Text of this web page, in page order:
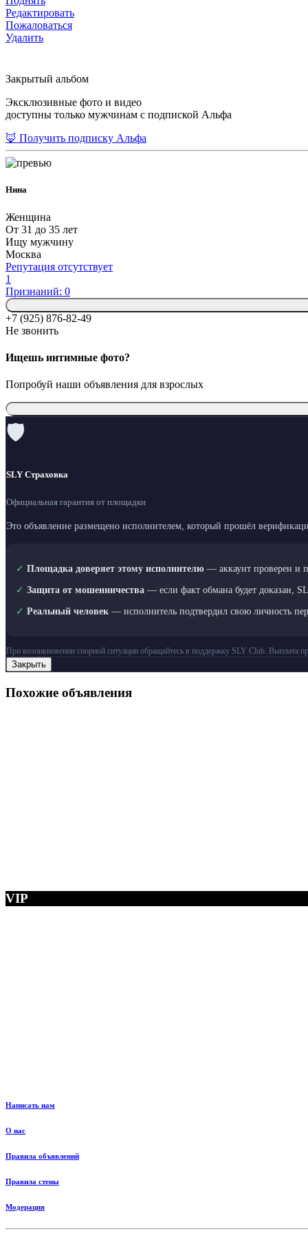
Редактировать
Пожаловаться
Удалить
Закрытый альбом
Эксклюзивные фото и видео
доступны только мужчинам с подпиской Альфа
🦊 Получить подписку Альфа
Нина
Женщина
От 31 до 35 лет
Ищу мужчину
Москва
Репутация отсутствует
1
Признаний: 0
+7 (925) 876-82-49
Не звонить
Ищешь интимные фото?
Попробуй наши объявления для взрослых
🛡
SLY Страховка
Официальная гарантия от площадки
Это объявление размещено исполнителем, который прошёл
✓ Площадка доверяет этому исполнителю — аккаунт проверен и
✓ Защита от мошенничества — если факт обмана будет доказан,
✓ Реальный человек — исполнитель подтвердил свою личность
При возникновении спорной ситуации обращайтесь в поддержку SLY Club. Выплата
Закрыть
Похожие объявления
VIP
Написать нам
О нас
Правила объявлений
Правила стены
Модерация